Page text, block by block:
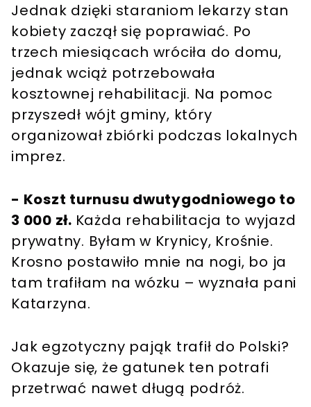
Jednak dzięki staraniom lekarzy stan
kobiety zaczął się poprawiać. Po
trzech miesiącach wróciła do domu,
jednak wciąż potrzebowała
kosztownej rehabilitacji. Na pomoc
przyszedł wójt gminy, który
organizował zbiórki podczas lokalnych
imprez.
- Koszt turnusu dwutygodniowego to
3 000 zł. Każda rehabilitacja to wyjazd
prywatny. Byłam w Krynicy, Krośnie.
Krosno postawiło mnie na nogi, bo ja
tam trafiłam na wózku – wyznała pani
Katarzyna.
Jak egzotyczny pająk trafił do Polski?
Okazuje się, że gatunek ten potrafi
przetrwać nawet długą podróż.